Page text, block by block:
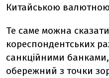
Китайською валютною
Те саме можна
кореспондентських
санкційними
обережний з точки